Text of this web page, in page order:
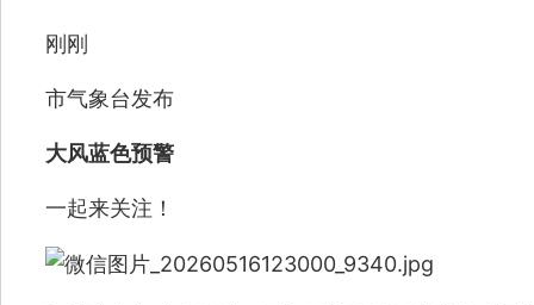
刚刚
市气象台发布
大风蓝色预警
一起来关注！